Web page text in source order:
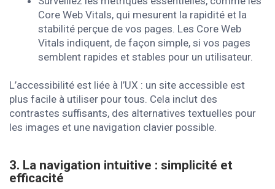
Core Web Vitals, qui mesurent la rapidité et la
stabilité perçue de vos pages. Les Core Web
Vitals indiquent, de façon simple, si vos pages
semblent rapides et stables pour un utilisateur.
L’accessibilité est liée à l’UX : un site accessible est
plus facile à utiliser pour tous. Cela inclut des
contrastes suffisants, des alternatives textuelles pour
les images et une navigation clavier possible.
3. La navigation intuitive : simplicité et
efficacité